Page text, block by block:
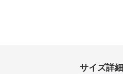
サイズ詳細